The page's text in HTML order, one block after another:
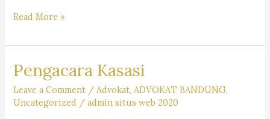
&
Pengacara
–
Law
Dr.
Read More »
Pengacara Kasasi
Leave a Comment /Advokat,ADVOKAT BANDUNG,
Uncategorized /admin situs web 2020